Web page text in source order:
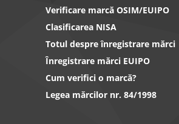
Verificare marcă OSIM/EUIPO
Clasificarea NISA
Totul despre înregistrare mărci
Înregistrare mărci EUIPO
Cum verifici o marcă?
Legea mărcilor nr. 84/1998